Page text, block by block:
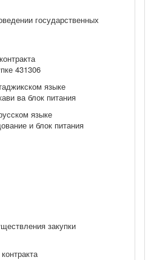
государственных
431306
языке
ва блок питания
языке
и блок питания
закупки